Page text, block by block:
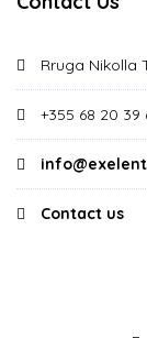
Rruga Nikolla
+355 68 20 39
Contact us